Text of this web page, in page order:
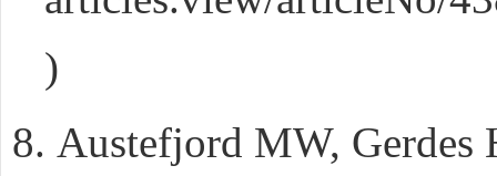
)
8. Austefjord MW,